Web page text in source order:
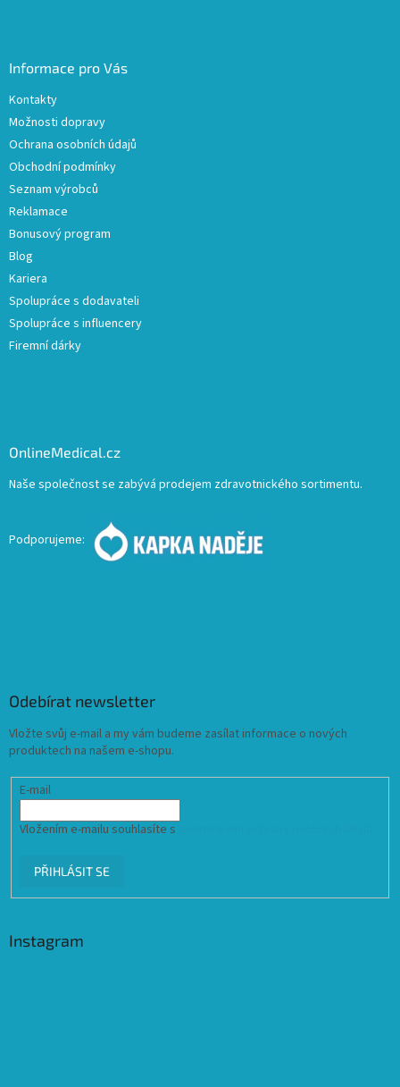
Informace pro Vás
Kontakty
Možnosti dopravy
Ochrana osobních údajů
Obchodní podmínky
Seznam výrobců
Reklamace
Bonusový program
Blog
Kariera
Spolupráce s dodavateli
Spolupráce s influencery
Firemní dárky
OnlineMedical.cz
Naše společnost se zabývá prodejem zdravotnického sortimentu.
Podporujeme:
Odebírat newsletter
Vložte svůj e-mail a my vám budeme zasílat informace o nových
produktech na našem e-shopu.
E-mail
Vložením e-mailu souhlasíte s
PŘIHLÁSIT SE
Instagram